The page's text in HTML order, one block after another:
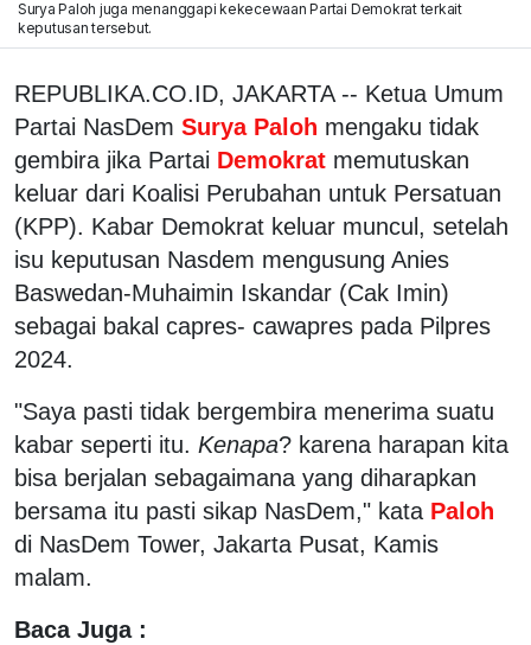
Surya Paloh juga menanggapi kekecewaan Partai Demokrat terkait
keputusan tersebut.
REPUBLIKA.CO.ID, JAKARTA -- Ketua Umum
Partai NasDem Surya Paloh mengaku tidak
gembira jika Partai Demokrat memutuskan
keluar dari Koalisi Perubahan untuk Persatuan
(KPP). Kabar Demokrat keluar muncul, setelah
isu keputusan Nasdem mengusung Anies
Baswedan-Muhaimin Iskandar (Cak Imin)
sebagai bakal capres- cawapres pada Pilpres
2024.
"Saya pasti tidak bergembira menerima suatu
kabar seperti itu. Kenapa? karena harapan kita
bisa berjalan sebagaimana yang diharapkan
bersama itu pasti sikap NasDem," kata Paloh
di NasDem Tower, Jakarta Pusat, Kamis
malam.
Baca Juga :